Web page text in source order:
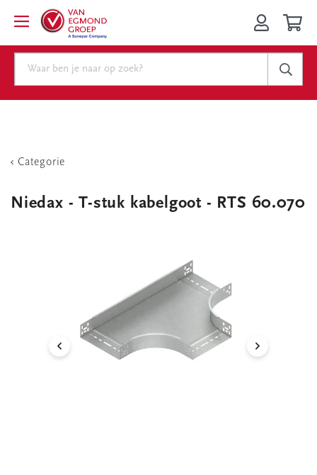
Categorie
Niedax - T-stuk kabelgoot - RTS 60.070